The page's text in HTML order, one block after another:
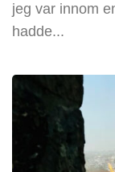
jeg var innom
hadde...